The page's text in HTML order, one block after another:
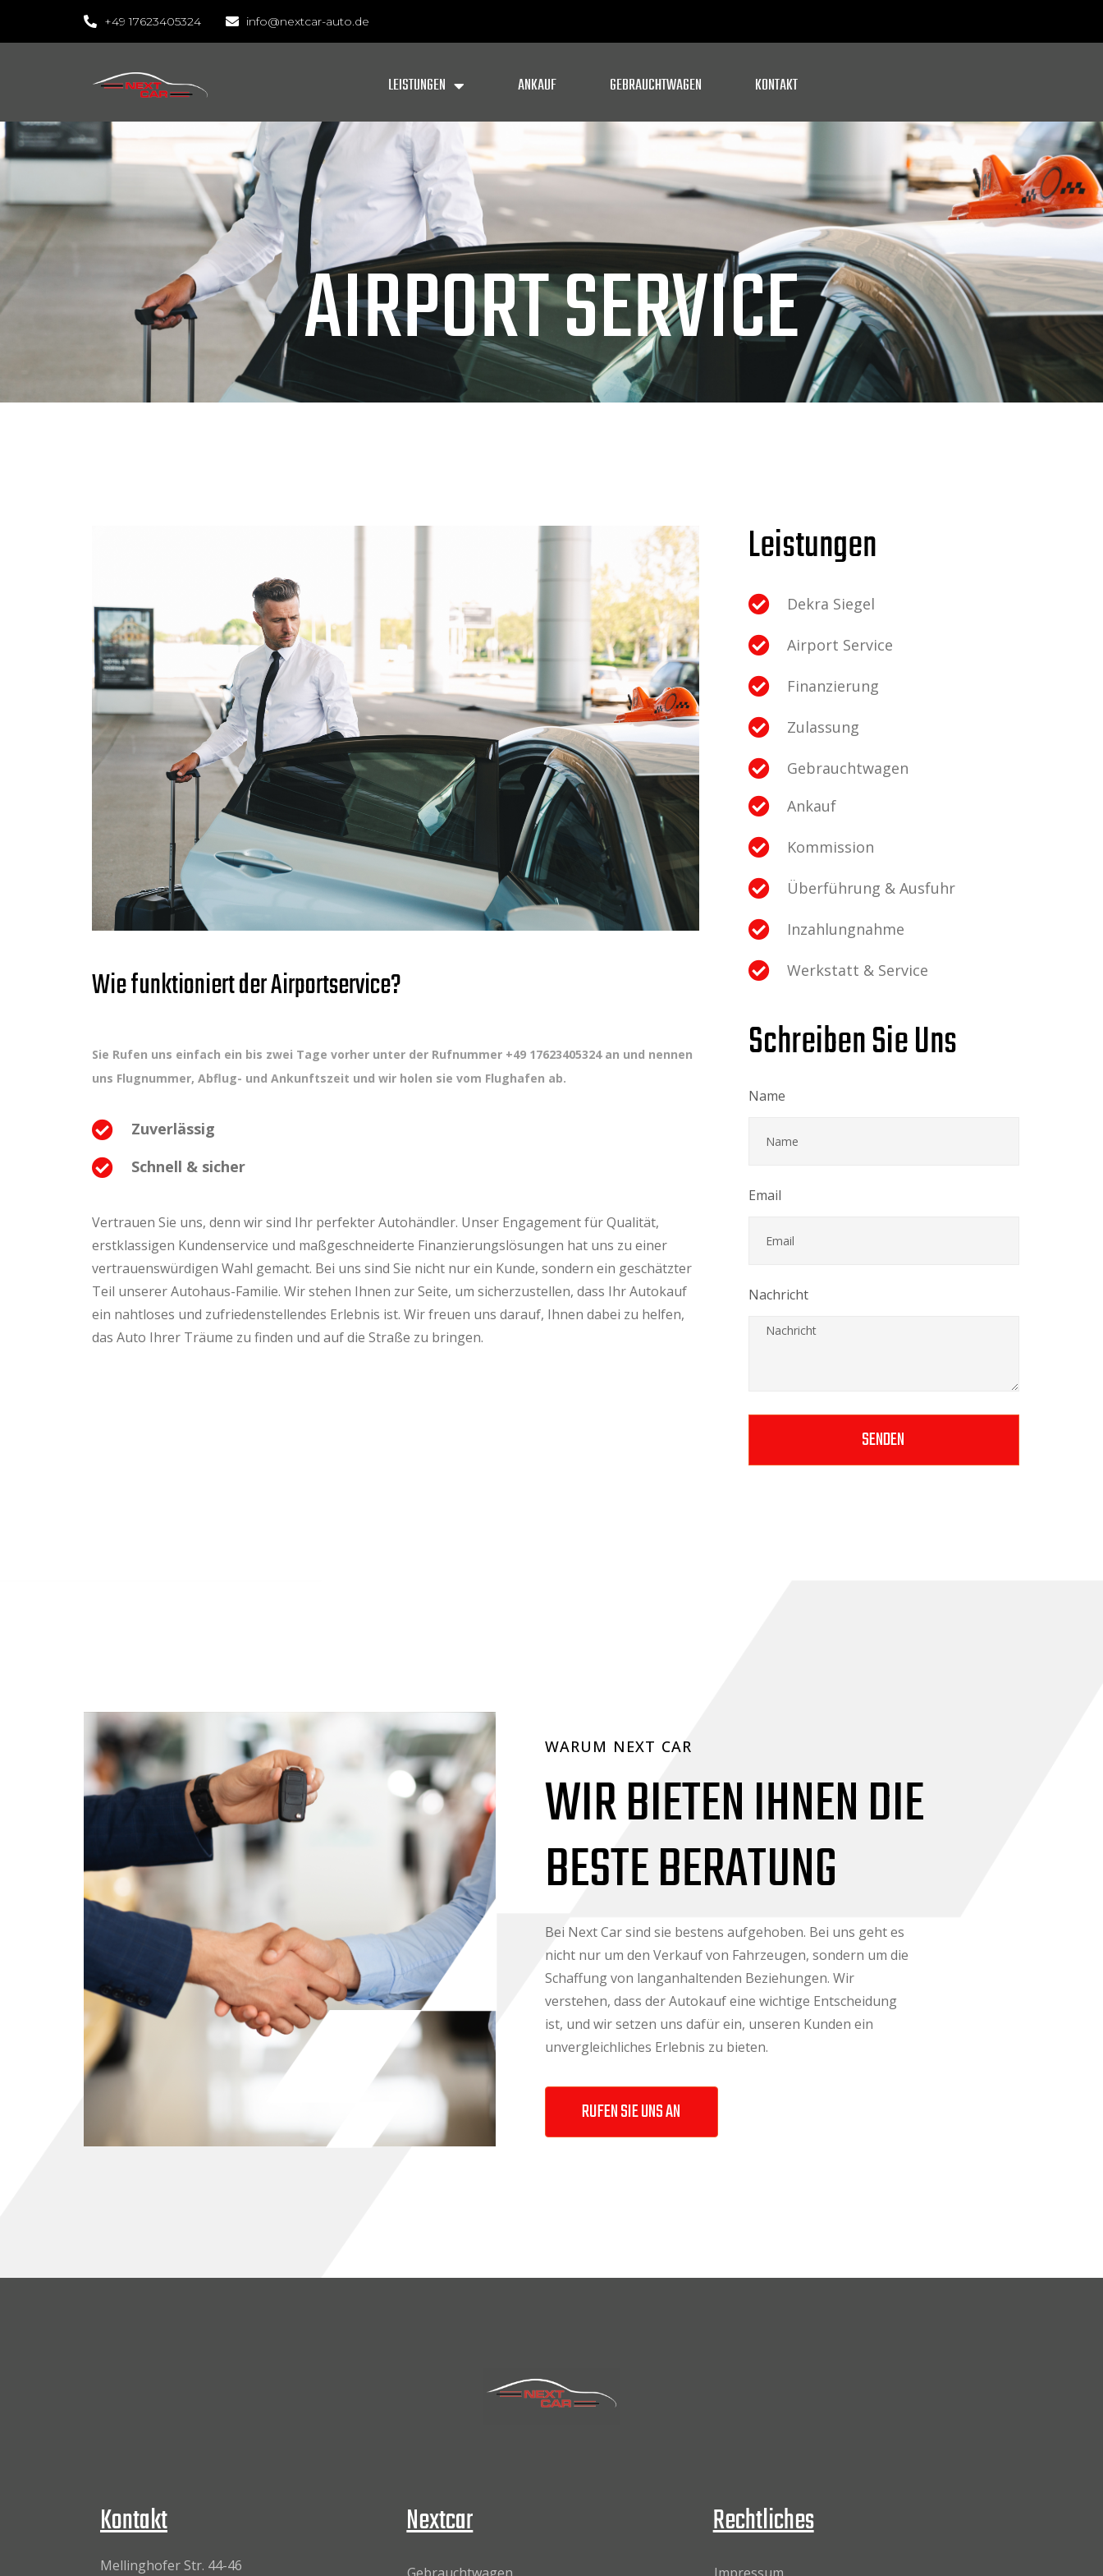
+49 17623405324 info@nextcar-auto.de
LEISTUNGEN ANKAUF GEBRAUCHTWAGEN KONTAKT
AIRPORT SERVICE
Wie funktioniert der Airportservice?
Sie Rufen uns einfach ein bis zwei Tage vorher unter der Rufnummer +49 17623405324 an und nennen
uns Flugnummer, Abflug- und Ankunftszeit und wir holen sie vom Flughafen ab.
Zuverlässig
Schnell & sicher
Vertrauen Sie uns, denn wir sind Ihr perfekter Autohändler. Unser Engagement für Qualität,
erstklassigen Kundenservice und maßgeschneiderte Finanzierungslösungen hat uns zu einer
vertrauenswürdigen Wahl gemacht. Bei uns sind Sie nicht nur ein Kunde, sondern ein geschätzter
Teil unserer Autohaus-Familie. Wir stehen Ihnen zur Seite, um sicherzustellen, dass Ihr Autokauf
ein nahtloses und zufriedenstellendes Erlebnis ist. Wir freuen uns darauf, Ihnen dabei zu helfen,
das Auto Ihrer Träume zu finden und auf die Straße zu bringen.
Leistungen
Dekra Siegel
Airport Service
Finanzierung
Zulassung
Gebrauchtwagen
Ankauf
Kommission
Überführung & Ausfuhr
Inzahlungnahme
Werkstatt & Service
Schreiben Sie Uns
Name
Email
Nachricht
SENDEN
WARUM NEXT CAR
WIR BIETEN IHNEN DIE
BESTE BERATUNG
Bei Next Car sind sie bestens aufgehoben. Bei uns geht es
nicht nur um den Verkauf von Fahrzeugen, sondern um die
Schaffung von langanhaltenden Beziehungen. Wir
verstehen, dass der Autokauf eine wichtige Entscheidung
ist, und wir setzen uns dafür ein, unseren Kunden ein
unvergleichliches Erlebnis zu bieten.
RUFEN SIE UNS AN
Kontakt
Mellinghofer Str. 44-46
Nextcar Rechtliches